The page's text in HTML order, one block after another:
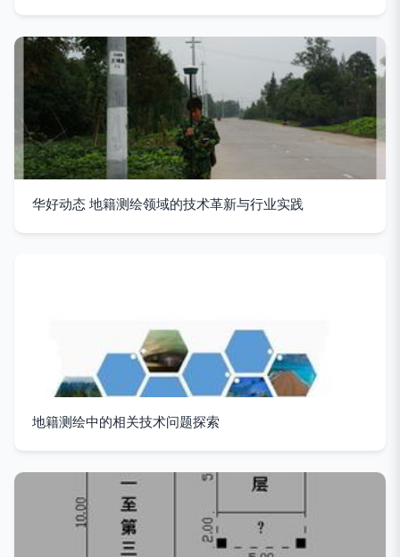
华好动态 地籍测绘领域的技术革新与行业实践
地籍测绘中的相关技术问题探索